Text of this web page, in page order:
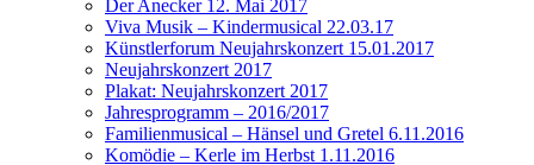
Der Anecker 12. Mai 2017
Viva Musik – Kindermusical 22.03.17
Künstlerforum Neujahrskonzert 15.01.2017
Neujahrskonzert 2017
Plakat: Neujahrskonzert 2017
Jahresprogramm – 2016/2017
Familienmusical – Hänsel und Gretel 6.11.2016
Komödie – Kerle im Herbst 1.11.2016